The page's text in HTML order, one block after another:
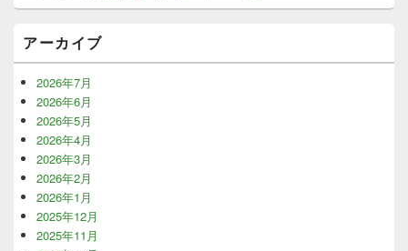
アーカイブ
2026年7月
2026年6月
2026年5月
2026年4月
2026年3月
2026年2月
2026年1月
2025年12月
2025年11月